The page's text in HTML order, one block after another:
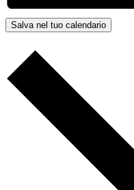
Salva nel tuo calendario